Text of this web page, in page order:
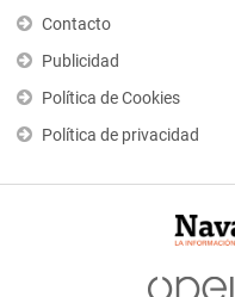
Contacto
Publicidad
Política de Cookies
Política de privacidad